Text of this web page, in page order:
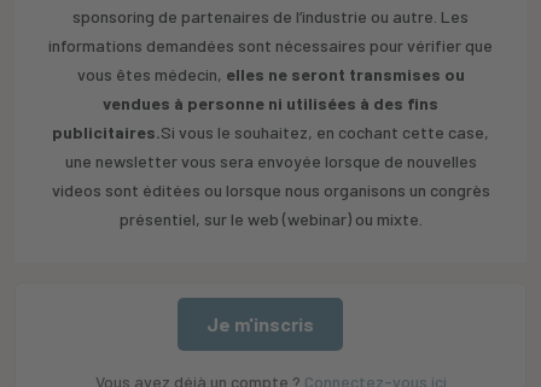
sponsoring de partenaires de l’industrie ou autre. Les
informations demandées sont nécessaires pour vérifier que
vous êtes médecin, elles ne seront transmises ou
vendues à personne ni utilisées à des fins
publicitaires.Si vous le souhaitez, en cochant cette case,
une newsletter vous sera envoyée lorsque de nouvelles
videos sont éditées ou lorsque nous organisons un congrès
présentiel, sur le web (webinar) ou mixte.
Je m'inscris
Vous avez déjà un compte ? Connectez-vous ici